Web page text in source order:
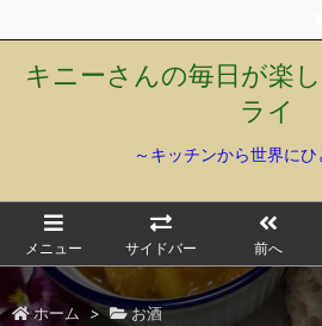
キニーさんの毎日が楽
ライ
～キッチンから世界にひ
メニュー サイドバー 前へ
ホーム > お酒